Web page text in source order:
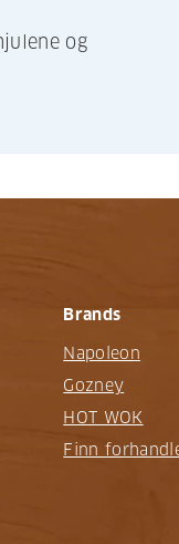
og
Brands
Napoleon
Gozney
HOT WOK
Finn